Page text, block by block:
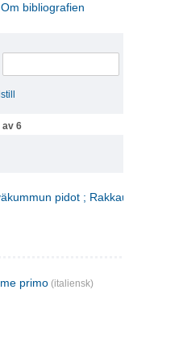
Om bibliografien
av 6
pidot ; Rakkauden
primo (italiensk)